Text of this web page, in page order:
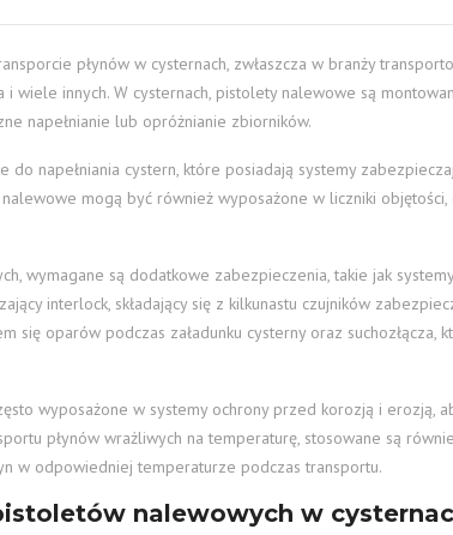
płynów w cysternach, zwłaszcza w branży
i wiele innych. W cysternach, pistolety nalewowe są
napełnianie lub opróżnianie zbiorników.
do napełniania cystern, które posiadają systemy
mogą być również wyposażone w liczniki
wymagane są dodatkowe zabezpieczenia, takie jak
interlock, składający się z kilkunastu czujników
się oparów podczas załadunku cysterny oraz suchozłącza,
wyposażone w systemy ochrony przed korozją i erozją,
płynów wrażliwych na temperaturę, stosowane są
w odpowiedniej temperaturze podczas transportu.
nalewowych w